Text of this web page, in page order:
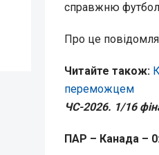
справжню
Про це
Читайте також:
переможцем
ЧС-2026. 1/16
ПАР – Канада –